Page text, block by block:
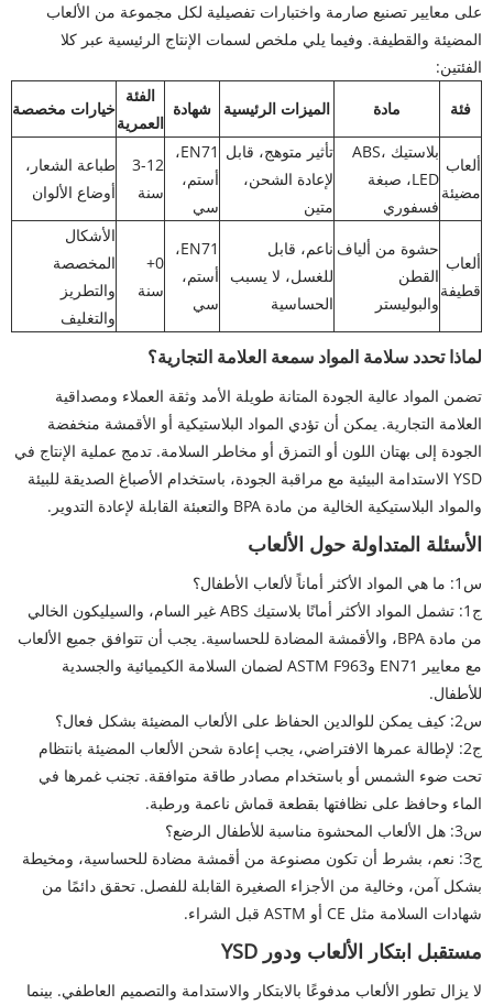
على معايير تصنيع صارمة واختبارات تفصيلية لكل مجموعة من الألعاب
المضيئة والقطيفة. وفيما يلي ملخص لسمات الإنتاج الرئيسية عبر كلا
الفئتين:
فئة
مادة الميزات الرئيسية شهادة
الفئة
العمرية
خيارات مخصصة
ألعاب
مضيئة
بلاستيك ABS،
LED، صبغة
فسفوري
تأثير متوهج، قابل
لإعادة الشحن،
متين
EN71،
أستم،
سي
3-12
سنة
طباعة الشعار،
أوضاع الألوان
ألعاب
قطيفة
حشوة من ألياف
القطن
والبوليستر
ناعم، قابل
للغسل، لا يسبب
الحساسية
EN71،
أستم،
سي
0+
سنة
الأشكال
المخصصة
والتطريز
والتغليف
لماذا تحدد سلامة المواد سمعة العلامة التجارية؟
تضمن المواد عالية الجودة المتانة طويلة الأمد وثقة العملاء ومصداقية
العلامة التجارية. يمكن أن تؤدي المواد البلاستيكية أو الأقمشة منخفضة
الجودة إلى بهتان اللون أو التمزق أو مخاطر السلامة. تدمج عملية الإنتاج في
YSD الاستدامة البيئية مع مراقبة الجودة، باستخدام الأصباغ الصديقة للبيئة
والمواد البلاستيكية الخالية من مادة BPA والتعبئة القابلة لإعادة التدوير.
الأسئلة المتداولة حول الألعاب
س1: ما هي المواد الأكثر أماناً لألعاب الأطفال؟
ج1: تشمل المواد الأكثر أمانًا بلاستيك ABS غير السام، والسيليكون الخالي
من مادة BPA، والأقمشة المضادة للحساسية. يجب أن تتوافق جميع الألعاب
مع معايير EN71 وASTM F963 لضمان السلامة الكيميائية والجسدية
للأطفال.
س2: كيف يمكن للوالدين الحفاظ على الألعاب المضيئة بشكل فعال؟
ج2: لإطالة عمرها الافتراضي، يجب إعادة شحن الألعاب المضيئة بانتظام
تحت ضوء الشمس أو باستخدام مصادر طاقة متوافقة. تجنب غمرها في
الماء وحافظ على نظافتها بقطعة قماش ناعمة ورطبة.
س3: هل الألعاب المحشوة مناسبة للأطفال الرضع؟
ج3: نعم، بشرط أن تكون مصنوعة من أقمشة مضادة للحساسية، ومخيطة
بشكل آمن، وخالية من الأجزاء الصغيرة القابلة للفصل. تحقق دائمًا من
شهادات السلامة مثل CE أو ASTM قبل الشراء.
مستقبل ابتكار الألعاب ودور YSD
لا يزال تطور الألعاب مدفوعًا بالابتكار والاستدامة والتصميم العاطفي. بينما